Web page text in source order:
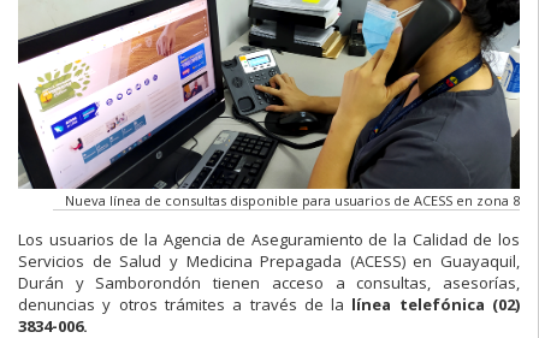
Nueva línea de consultas disponible para usuarios de ACESS en zona 8
Los usuarios de la Agencia de Aseguramiento de la Calidad de los
Servicios de Salud y Medicina Prepagada (ACESS) en Guayaquil,
Durán y Samborondón tienen acceso a consultas, asesorías,
denuncias y otros trámites a través de la línea telefónica (02)
3834-006.